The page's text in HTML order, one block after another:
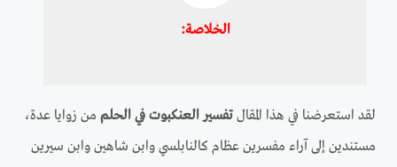
الخلاصة:
لقد استعرضنا في هذا المقالتفسير العنكبوت في الحلم من زوايا عدة،
مستندين إلى آراء مفسرين عظام كالنابلسي وابن شاهين وابن سيرين